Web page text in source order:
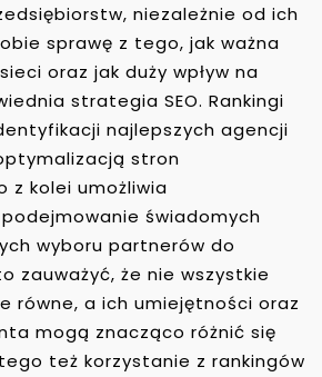
niezależnie od ich
sprawę z tego, jak ważna
oraz jak duży wpływ na
strategia SEO. Rankingi
najlepszych agencji
stron
z kolei umożliwia
świadomych
wyboru partnerów do
zauważyć, że nie wszystkie
równe, a ich umiejętności oraz
mogą znacząco różnić się
też korzystanie z rankingów